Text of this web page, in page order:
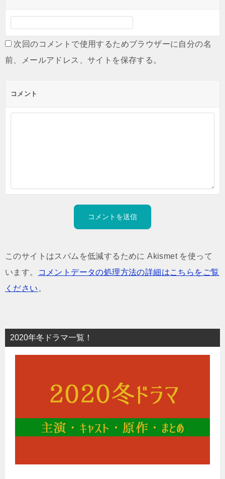
次回のコメントで使用するためブラウザーに自分の名
前、メールアドレス、サイトを保存する。
コメント
このサイトはスパムを低減するために Akismet を使って
います。
コメントデータの処理方法の詳細はこちらをご覧
ください 。
2020年冬ドラマ一覧！